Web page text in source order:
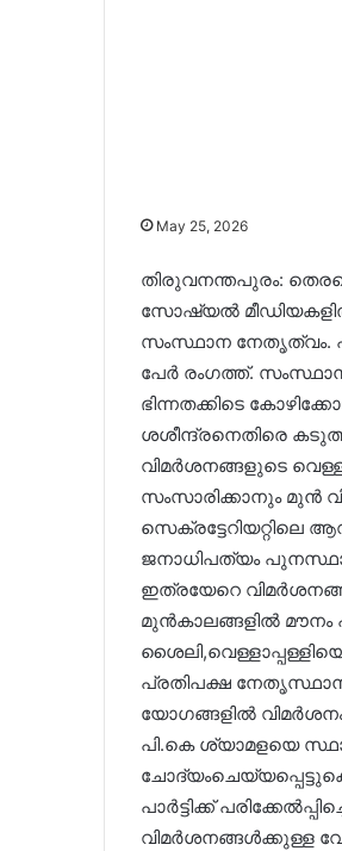
May 25, 2026
തിരുവനന്തപുരം:
സോഷ്യൽ
സംസ്ഥാന നേതൃത്വം.
പേർ രംഗത്ത്.
ഭിന്നതക്കിടെ
ശശീന്ദ്രനെതിരെ
വിമർശനങ്ങളുടെ
സംസാരിക്കാനും മുൻ
സെക്രട്ടേറിയറ്റിലെ
ജനാധിപത്യം
ഇത്രയേറെ
മുൻകാലങ്ങളിൽ മൗനം
പ്രതിപക്ഷ
യോഗങ്ങളിൽ വിമർശനം
പി.കെ ശ്യാമളയെ
പാർട്ടിക്ക്
വിമർശനങ്ങൾക്കുള്ള